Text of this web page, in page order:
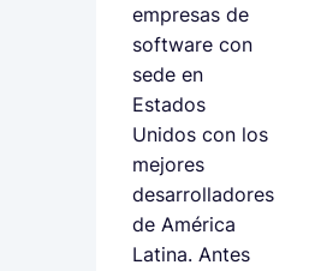
empresas de
software con
sede en
Estados
Unidos con los
mejores
desarrolladores
de América
Latina. Antes